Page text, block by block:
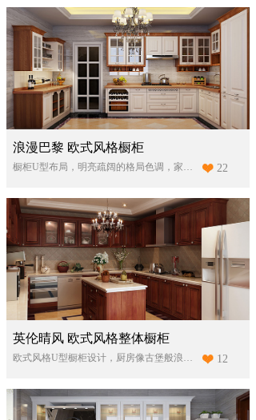
浪漫巴黎 欧式风格橱柜
22
橱柜U型布局，明亮疏阔的格局色调，家电内嵌，地柜储物空间丰富，灯光温暖动人，整体给人一种宁静舒畅的烹饪氛围。
英伦晴风 欧式风格整体橱柜
12